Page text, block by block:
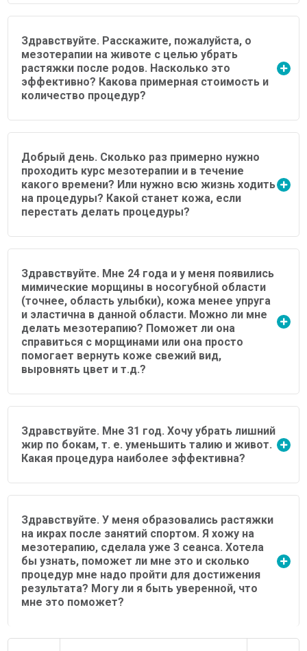
Здравствуйте. Расскажите, пожалуйста, о
мезотерапии на животе с целью убрать
растяжки после родов. Насколько это
эффективно? Какова примерная стоимость и
количество процедур?
Добрый день. Сколько раз примерно нужно
проходить курс мезотерапии и в течение
какого времени? Или нужно всю жизнь ходить
на процедуры? Какой станет кожа, если
перестать делать процедуры?
Здравствуйте. Мне 24 года и у меня появились
мимические морщины в носогубной области
(точнее, область улыбки), кожа менее упруга
и эластична в данной области. Можно ли мне
делать мезотерапию? Поможет ли она
справиться с морщинами или она просто
помогает вернуть коже свежий вид,
выровнять цвет и т.д.?
Здравствуйте. Мне 31 год. Хочу убрать лишний
жир по бокам, т. е. уменьшить талию и живот.
Какая процедура наиболее эффективна?
Здравствуйте. У меня образовались растяжки
на икрах после занятий спортом. Я хожу на
мезотерапию, сделала уже 3 сеанса. Хотела
бы узнать, поможет ли мне это и сколько
процедур мне надо пройти для достижения
результата? Могу ли я быть уверенной, что
мне это поможет?